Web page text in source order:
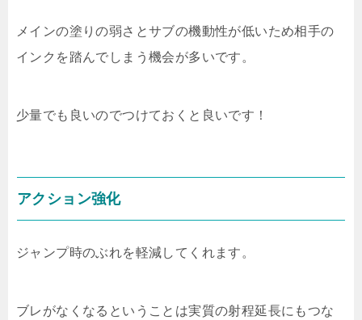
メインの塗りの弱さとサブの機動性が低いため相手の
インクを踏んでしまう機会が多いです。
少量でも良いのでつけておくと良いです！
アクション強化
ジャンプ時のぶれを軽減してくれます。
ブレがなくなるということは実質の射程延長にもつな